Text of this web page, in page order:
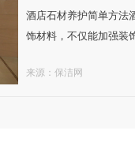
酒店石材养护简单方法
饰材料，不仅能加强装
来源：保洁网